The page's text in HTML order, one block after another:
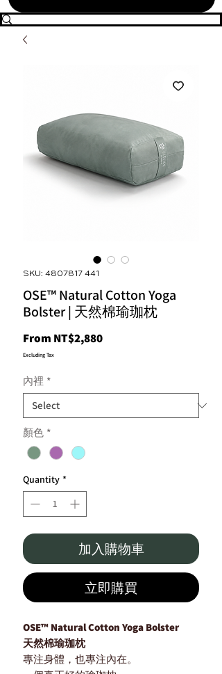
SKU: 4807817 441
OSE™ Natural Cotton Yoga
Bolster | 天然棉瑜珈枕
From NT$2,880Sale
Excluding Tax
內裡 *
顏色 *
Quantity *
加入購物車
立即購買
OSE™ Natural Cotton Yoga Bolster
天然棉瑜珈枕
專注身體，也專注內在。